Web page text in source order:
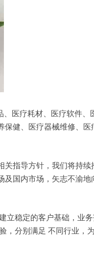
医疗耗材、医疗软件
健、医疗器械维修、
指导方针，我们将持
国内市场，矢志不渝
立稳定的客户基础，业
，分别满足 不同行业，